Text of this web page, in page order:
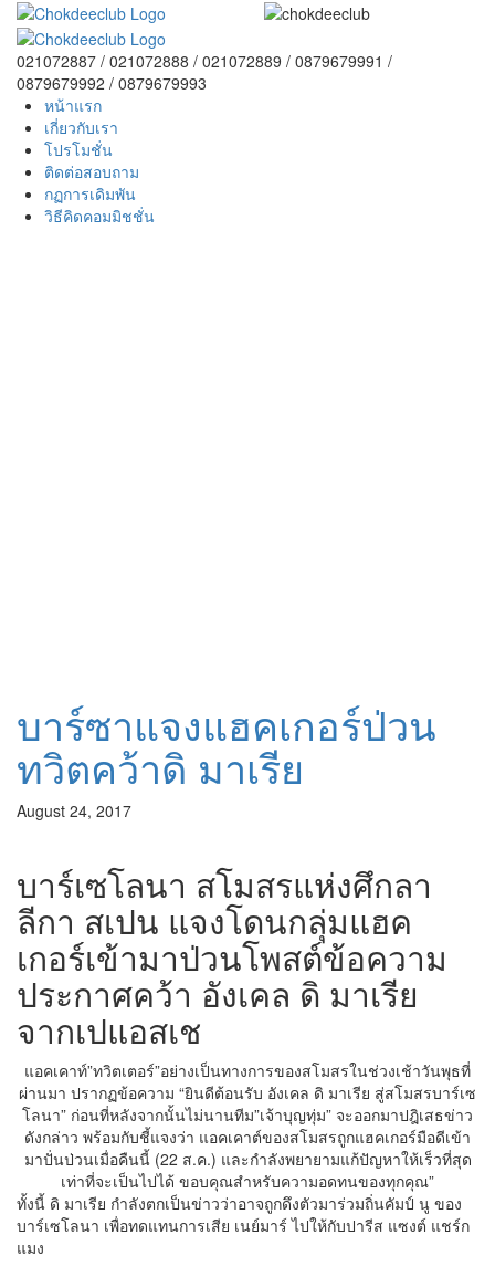
021072887 / 021072888 / 021072889 / 0879679991 /
0879679992 / 0879679993
หน้าแรก
เกี่ยวกับเรา
โปรโมชั่น
ติดต่อสอบถาม
กฏการเดิมพัน
วิธีคิดคอมมิชชั่น
บาร์ซาแจงแฮคเกอร์ป่วน
ทวิตคว้าดิ มาเรีย
August 24, 2017
บาร์เซโลนา สโมสรแห่งศึกลา
ลีกา สเปน แจงโดนกลุ่มแฮค
เกอร์เข้ามาป่วนโพสต์ข้อความ
ประกาศคว้า อังเคล ดิ มาเรีย
จากเปแอสเช
แอคเคาท์”ทวิตเตอร์”อย่างเป็นทางการของสโมสรในช่วงเช้าวันพุธที่
ผ่านมา ปรากฏข้อความ “ยินดีต้อนรับ อังเคล ดิ มาเรีย สู่สโมสรบาร์เซ
โลนา” ก่อนที่หลังจากนั้นไม่นานทีม”เจ้าบุญทุ่ม” จะออกมาปฎิเสธข่าว
ดังกล่าว พร้อมกับชี้แจงว่า แอคเคาต์ของสโมสรถูกแฮคเกอร์มือดีเข้า
มาปั่นป่วนเมื่อคืนนี้ (22 ส.ค.) และกำลังพยายามแก้ปัญหาให้เร็วที่สุด
เท่าที่จะเป็นไปได้ ขอบคุณสำหรับความอดทนของทุกคุณ”
ทั้งนี้ ดิ มาเรีย กำลังตกเป็นข่าวว่าอาจถูกดึงตัวมาร่วมถิ่นคัมป์ นู ของ
บาร์เซโลนา เพื่อทดแทนการเสีย เนย์มาร์ ไปให้กับปารีส แซงต์ แชร์ก
แมง